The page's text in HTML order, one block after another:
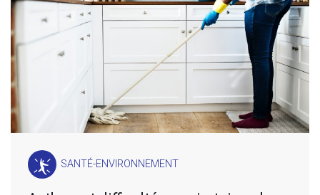
SANTÉ-ENVIRONNEMENT